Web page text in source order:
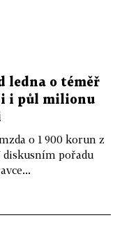
ledna o téměř
i půl milionu
o 1 900 korun z
diskusním pořadu